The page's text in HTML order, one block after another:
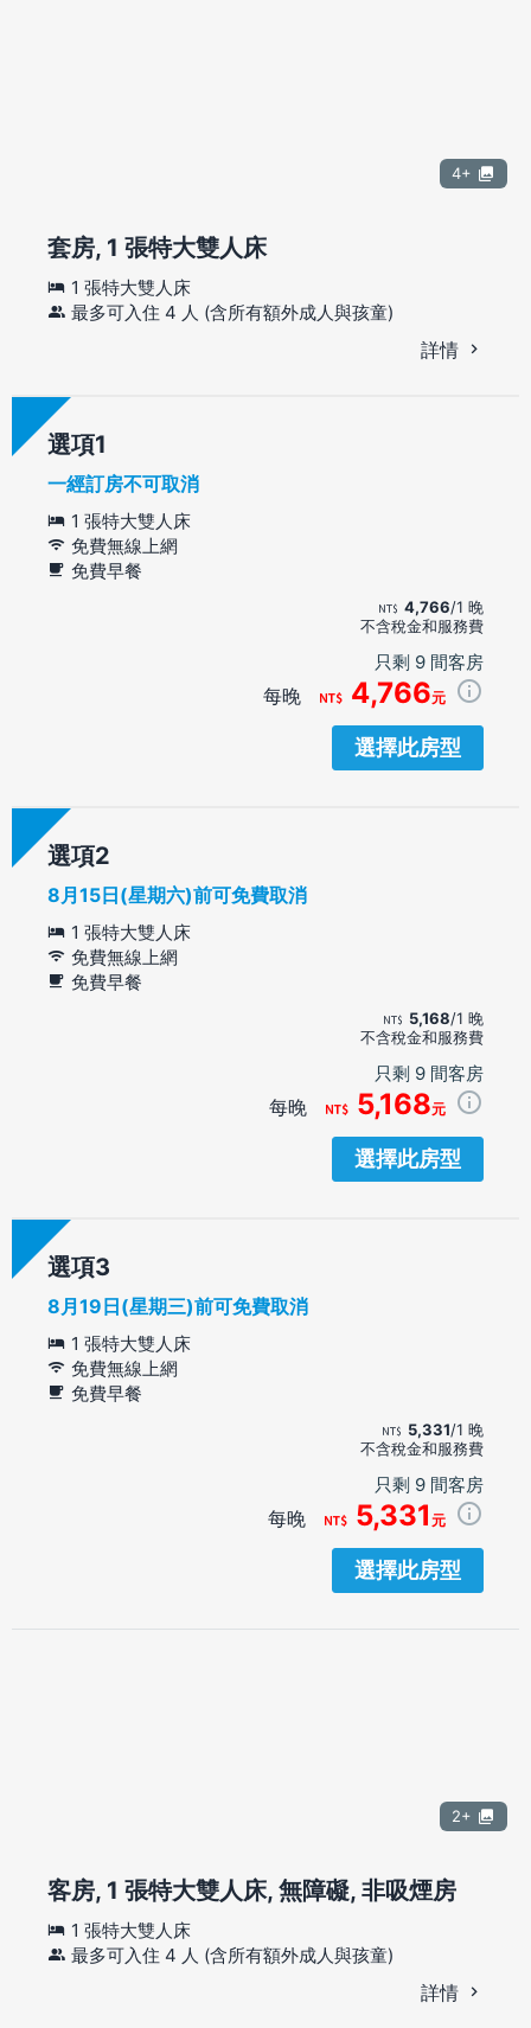
4+
套房, 1 張特大雙人床
1 張特大雙人床
最多可入住 4 人 (含所有額外成人與孩童)
詳情
選項
一經訂房不可取消
1 張特大雙人床
免費無線上網
免費早餐
4,766/1 晚
不含稅金和服務費
只剩 9 間客房
每晚 4,766元
選擇此房型
選項
8月15日(星期六)前可免費取消
1 張特大雙人床
免費無線上網
免費早餐
5,168/1 晚
不含稅金和服務費
只剩 9 間客房
每晚 5,168元
選擇此房型
選項
8月19日(星期三)前可免費取消
1 張特大雙人床
免費無線上網
免費早餐
5,331/1 晚
不含稅金和服務費
只剩 9 間客房
每晚 5,331 元
選擇此房型
2+
客房, 1 張特大雙人床, 無障礙, 非吸煙房
1 張特大雙人床
最多可入住 4 人 (含所有額外成人與孩童)
詳情